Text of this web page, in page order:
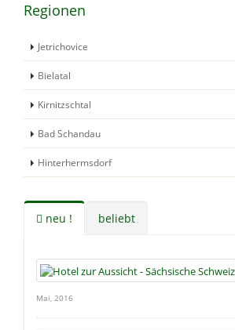
Regionen
Jetrichovice
Bielatal
Kirnitzschtal
Bad Schandau
Hinterhermsdorf
neu ! beliebt
Mai, 2016